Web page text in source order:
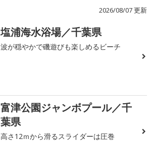
2026/08/07 更新
塩浦海水浴場／千葉県
波が穏やかで磯遊びも楽しめるビーチ
富津公園ジャンボプール／千
葉県
高さ12ｍから滑るスライダーは圧巻